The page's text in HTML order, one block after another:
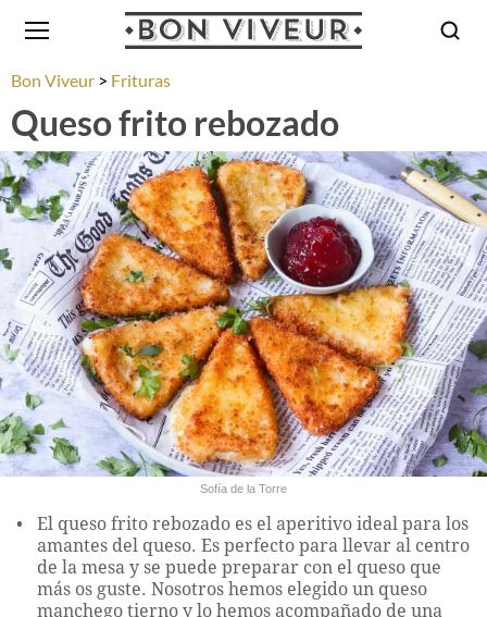
Bon Viveur Frituras
Queso frito rebozado
Sofía de la Torre
El queso frito rebozado es el aperitivo ideal para los
amantes del queso. Es perfecto para llevar al centro
de la mesa y se puede preparar con el queso que
más os guste. Nosotros hemos elegido un queso
manchego tierno y lo hemos acompañado de una